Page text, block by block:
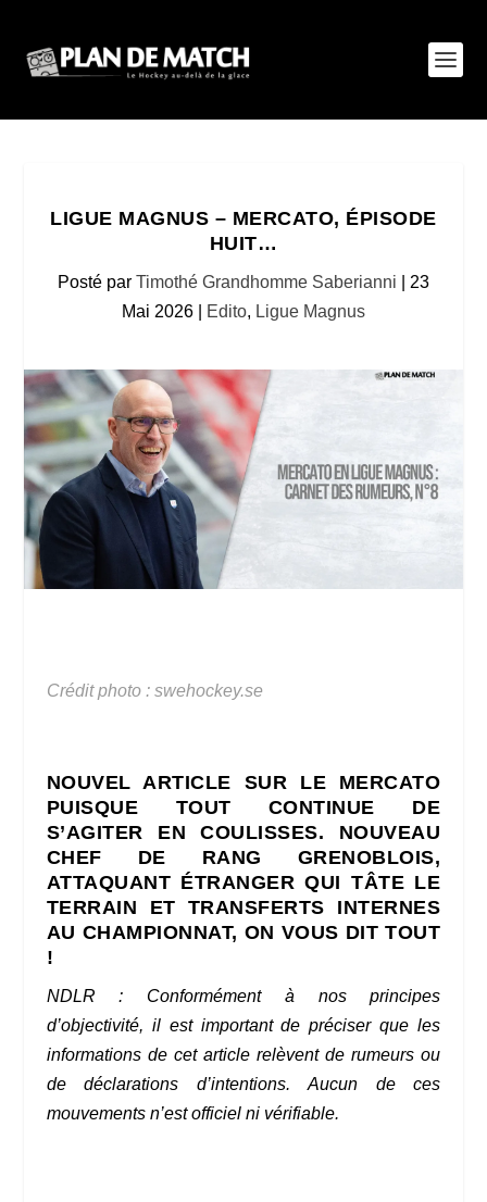
LIGUE MAGNUS – MERCATO, ÉPISODE
HUIT…
Posté par Timothé Grandhomme Saberianni
23
Mai 2026
Edito, Ligue Magnus
Crédit photo : swehockey.se
NOUVEL ARTICLE SUR LE MERCATO
PUISQUE TOUT CONTINUE DE
S’AGITER EN COULISSES. NOUVEAU
CHEF DE RANG GRENOBLOIS,
ATTAQUANT ÉTRANGER QUI TÂTE LE
TERRAIN ET TRANSFERTS INTERNES
AU CHAMPIONNAT, ON VOUS DIT TOUT
!
NDLR : Conformément à nos principes
d’objectivité, il est important de préciser que les
informations de cet article relèvent de rumeurs ou
de déclarations d’intentions. Aucun de ces
mouvements n’est officiel ni vérifiable.